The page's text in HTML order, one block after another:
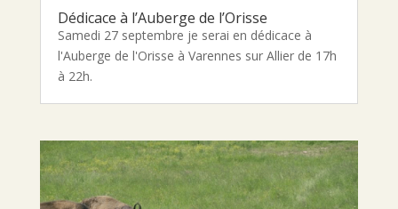
Dédicace à l’Auberge de l’Orisse
Samedi 27 septembre je serai en dédicace à
l'Auberge de l'Orisse à Varennes sur Allier de 17h
à 22h.